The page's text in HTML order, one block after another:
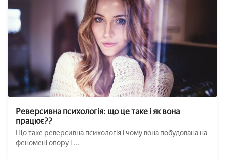
Реверсивна психологія: що це таке і як вона
працює??
Що таке реверсивна психологія і чому вона побудована на
феномені опору і ...